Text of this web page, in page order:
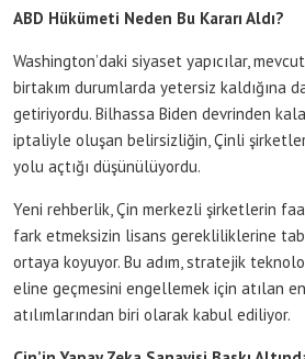
ABD Hükümeti Neden Bu Kararı Aldı?
Washington’daki siyaset yapıcılar,
birtakım durumlarda yetersiz kaldığına
getiriyordu. Bilhassa Biden devrinden
iptaliyle oluşan belirsizliğin, Çinli
yolu açtığı düşünülüyordu.
Yeni rehberlik, Çin merkezli şirketlerin
fark etmeksizin lisans gerekliliklerine
ortaya koyuyor. Bu adım, stratejik
eline geçmesini engellemek için atılan
atılımlarından biri olarak kabul ediliyor.